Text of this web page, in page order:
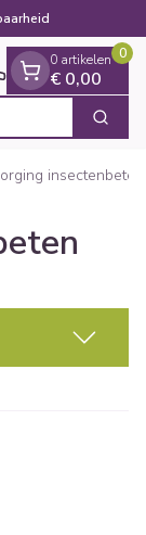
Zoek
0 artikelen
€ 0,00
0
insectenbeten